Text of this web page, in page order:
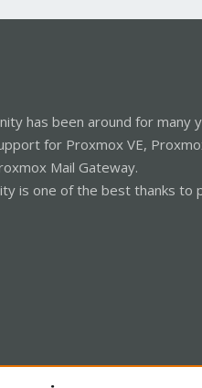
has been around for many
for Proxmox VE,
Mail Gateway.
is one of the best thanks to